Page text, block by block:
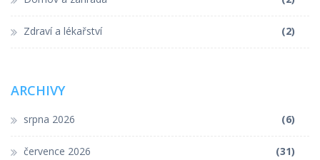
Zdraví a lékařství (2)
ARCHIVY
srpna 2026 (6)
července 2026 (31)